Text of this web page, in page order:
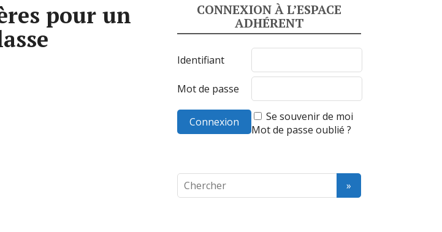
pour un
CONNEXION À L’ESPACE
ADHÉRENT
Identifiant
Mot de passe
Se souvenir de moi
Mot de passe oublié ?